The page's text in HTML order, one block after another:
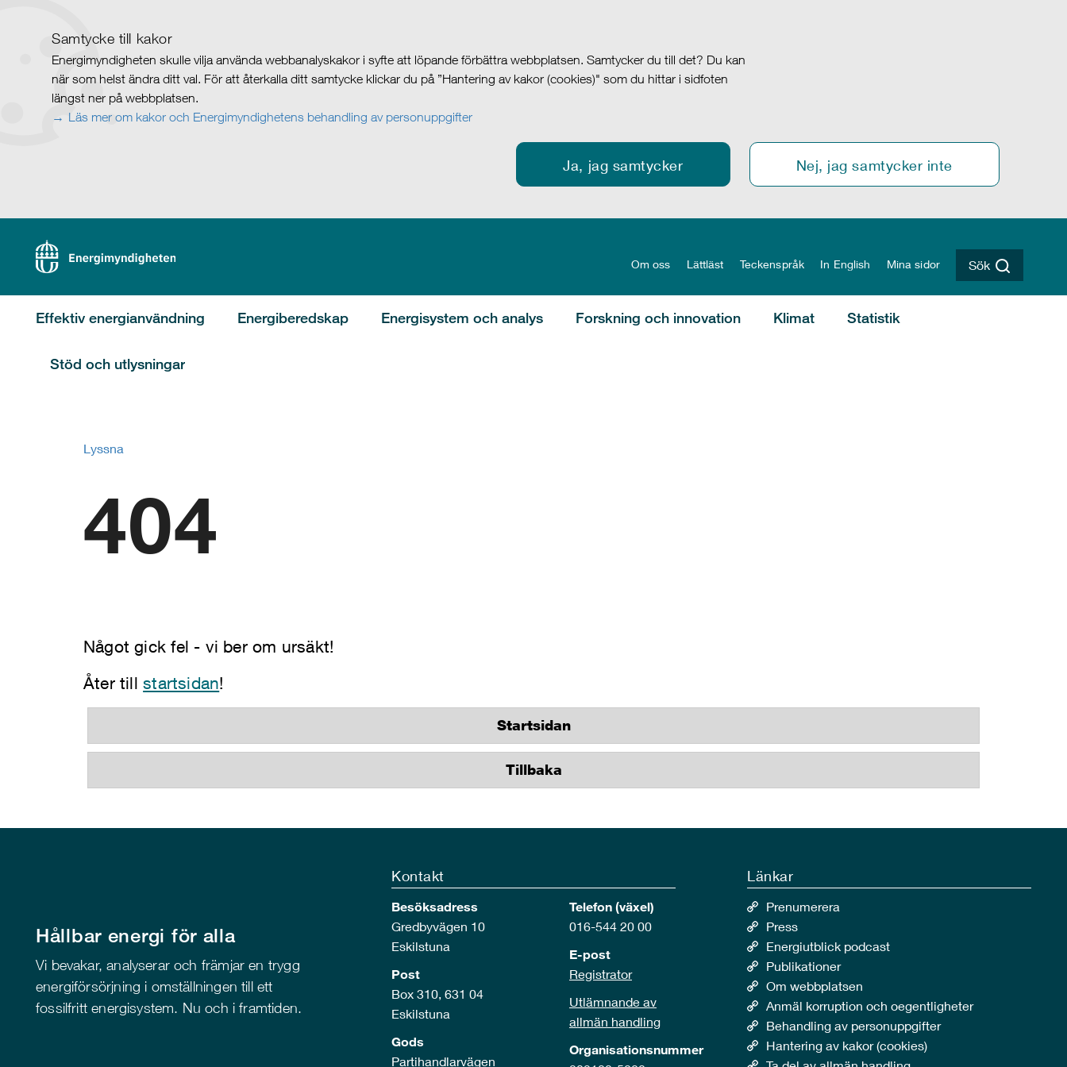
Samtycke till kakor
Energimyndigheten skulle vilja använda webbanalyskakor i syfte att löpande förbättra webbplatsen. Samtycker du till det? Du kan
när som helst ändra ditt val. För att återkalla ditt samtycke klickar du på ”Hantering av kakor (cookies)" som du hittar i sidfoten
längst ner på webbplatsen.
Läs mer om kakor och Energimyndighetens behandling av personuppgifter
Ja, jag samtycker Nej, jag samtycker inte
Om oss Lättläst Teckenspråk In English Mina sidor Sök
Effektiv energianvändning Energiberedskap Energisystem och analys Forskning och innovation Klimat Statistik
Stöd och utlysningar
Lyssna
404
Något gick fel - vi ber om ursäkt!
Åter tillstartsidan!
Startsidan
Tillbaka
Hållbar energi för alla
Vi bevakar, analyserar och främjar en trygg
energiförsörjning i omställningen till ett
fossilfritt energisystem. Nu och i framtiden.
Kontakt
Besöksadress
Gredbyvägen 10
Eskilstuna
Post
Box 310, 631 04
Eskilstuna
Gods
Partihandlarvägen
Telefon (växel)
016-544 20 00
E-post
Registrator
Utlämnande av
allmän handling
Organisationsnummer
Länkar
Prenumerera
Press
Energiutblick podcast
Publikationer
Om webbplatsen
Anmäl korruption och oegentligheter
Behandling av personuppgifter
Hantering av kakor (cookies)